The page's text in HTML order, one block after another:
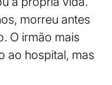
morreu antes
O irmão mais
ao hospital, mas